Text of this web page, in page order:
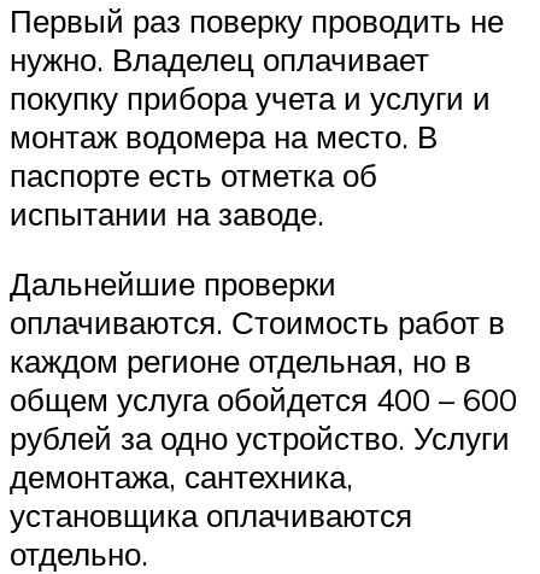
Первый раз поверку проводить не
нужно. Владелец оплачивает
покупку прибора учета и услуги и
монтаж водомера на место. В
паспорте есть отметка об
испытании на заводе.
Дальнейшие проверки
оплачиваются. Стоимость работ в
каждом регионе отдельная, но в
общем услуга обойдется 400 – 600
рублей за одно устройство. Услуги
демонтажа, сантехника,
установщика оплачиваются
отдельно.